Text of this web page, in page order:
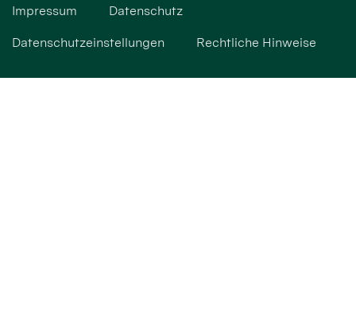
Impressum Datenschutz
Datenschutzeinstellungen Rechtliche Hinweise